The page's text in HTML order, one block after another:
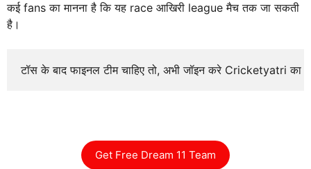
कई fans का मानना है कि यह race आखिरी league मैच तक जा सकती
है।
टॉस के बाद फाइनल टीम चाहिए तो, अभी जॉइन करे Cricketyatri
Get Free Dream 11 Team